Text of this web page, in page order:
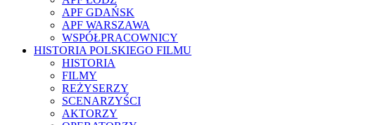
APF GDAŃSK
APF WARSZAWA
WSPÓŁPRACOWNICY
HISTORIA POLSKIEGO FILMU
HISTORIA
FILMY
REŻYSERZY
SCENARZYŚCI
AKTORZY